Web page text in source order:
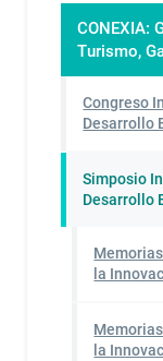
CONEXIA:
Turismo,
Congreso
Desarrollo
Simposio
Desarrollo
la
la